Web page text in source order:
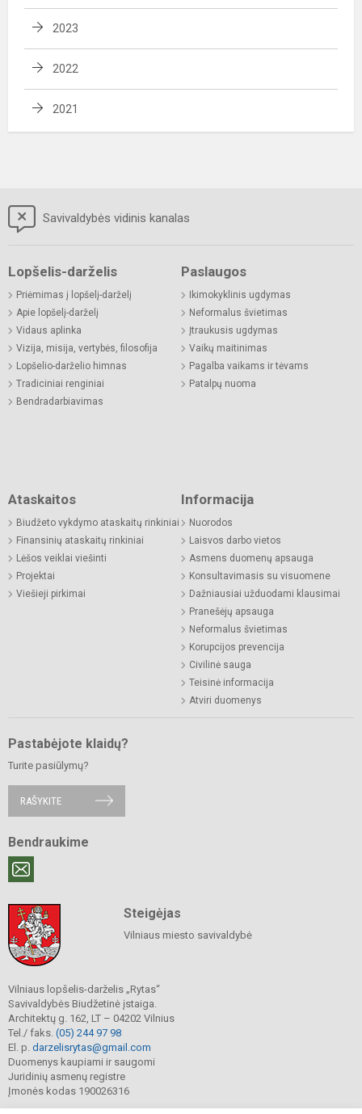
2023
2022
2021
Savivaldybės vidinis kanalas
Lopšelis-darželis
Priėmimas į lopšelį-darželį
Apie lopšelį-darželį
Vidaus aplinka
Vizija, misija, vertybės, filosofija
Lopšelio-darželio himnas
Tradiciniai renginiai
Bendradarbiavimas
Paslaugos
Ikimokyklinis ugdymas
Neformalus švietimas
Įtraukusis ugdymas
Vaikų maitinimas
Pagalba vaikams ir tėvams
Patalpų nuoma
Ataskaitos
Biudžeto vykdymo ataskaitų rinkiniai
Finansinių ataskaitų rinkiniai
Lėšos veiklai viešinti
Projektai
Viešieji pirkimai
Informacija
Nuorodos
Laisvos darbo vietos
Asmens duomenų apsauga
Konsultavimasis su visuomene
Dažniausiai užduodami klausimai
Pranešėjų apsauga
Neformalus švietimas
Korupcijos prevencija
Civilinė sauga
Teisinė informacija
Atviri duomenys
Pastabėjote klaidų?
Turite pasiūlymų?
RAŠYKITE
Bendraukime
Steigėjas
Vilniaus miesto savivaldybė
Vilniaus lopšelis-darželis „Rytas“
Savivaldybės Biudžetinė įstaiga.
Architektų g. 162, LT – 04202 Vilnius
Tel./ faks. (05) 244 97 98
El. p. darzelisrytas@gmail.com
Duomenys kaupiami ir saugomi
Juridinių asmenų registre
Įmonės kodas 190026316